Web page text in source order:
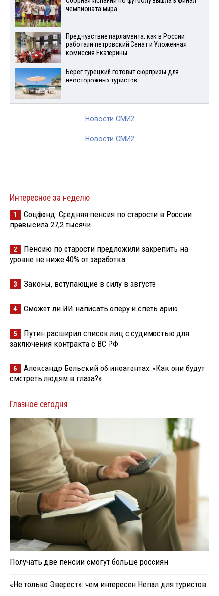
чемпионата мира
Предчувствие парламента: как в России
работали петровский Сенат и Уложенная
комиссия Екатерины
Берег турецкий готовит сюрпризы для
неосторожных туристов
Новости СМИ2
Новости СМИ2
Интересное за неделю
1
Соцфонд: Средняя пенсия по старости в России
превысила 27,2 тысячи
2
Пенсию по старости предложили закрепить на
уровне не ниже 40% от заработка
3 Законы, вступающие в силу в августе
4 Сможет ли ИИ написать оперу и спеть арию
5
Путин расширил список лиц с судимостью для
заключения контракта с ВС РФ
6
Александр Бельский об иноагентах: «Как они будут
смотреть людям в глаза?»
Главное сегодня
Получать две пенсии смогут больше россиян
«Не только Эверест»: чем интересен Непал для туристов